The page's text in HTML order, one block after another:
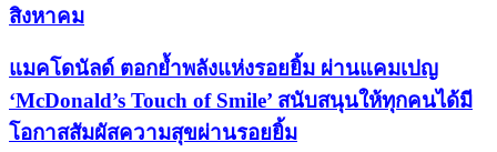
สิงหาคม
แมคโดนัลด์ ตอกย้ำพลังแห่งรอยยิ้ม ผ่านแคมเปญ
‘McDonald’s Touch of Smile’ สนับสนุนให้ทุกคนได้มี
โอกาสสัมผัสความสุขผ่านรอยยิ้ม